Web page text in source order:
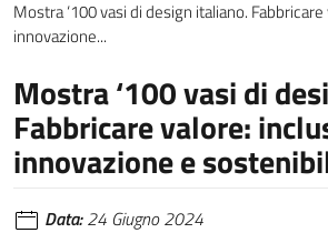
Mostra ‘100 vasi di design italiano.
innovazione...
Mostra ‘100 vasi di
Fabbricare valore:
innovazione e
Data:24 Giugno 2024